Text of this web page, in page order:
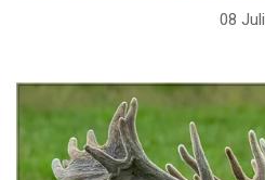
08 Juli